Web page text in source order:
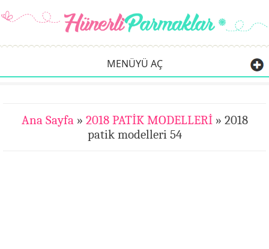
MENÜYÜ AÇ
Ana Sayfa» 2018 PATİK MODELLERİ» 2018
patik modelleri 54